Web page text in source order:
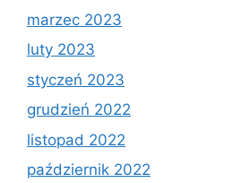
marzec 2023
luty 2023
styczeń 2023
grudzień 2022
listopad 2022
październik 2022